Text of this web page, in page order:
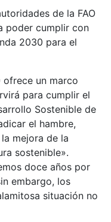
de la FAO
poder cumplir con
2030 para el
ofrece un marco
para cumplir el
Sostenible de
el hambre,
mejora de la
sostenible».
doce años por
embargo, los
situación no